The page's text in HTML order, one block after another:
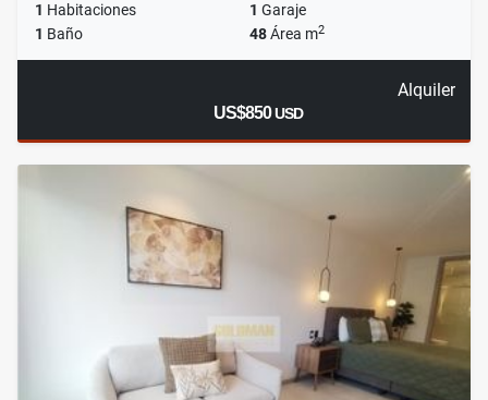
1 Habitaciones 1 Garaje
1 Baño 48Área m2
Alquiler
US$850USD